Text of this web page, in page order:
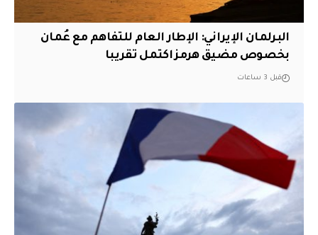
البرلمان الإيراني: الإطار العام للتفاهم مع عُمان
بخصوص مضيق هرمز اكتمل تقريبا
قبل 3 ساعات